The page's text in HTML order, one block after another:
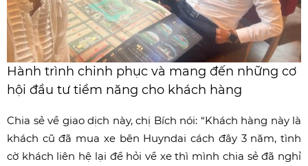
Hành trình chinh phục và mang đến những cơ
hội đầu tư tiềm năng cho khách hàng
Chia sẻ về giao dịch này, chị Bích nói: “Khách hàng này là
khách cũ đã mua xe bên Huyndai cách đây 3 năm, tình
cờ khách liên hệ lại để hỏi về xe thì mình chia sẻ đã nghỉ